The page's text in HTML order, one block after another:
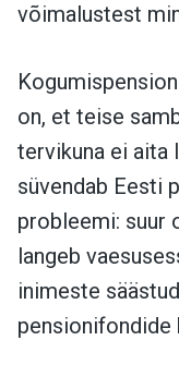
võimalustest
on, et teise
tervikuna ei aita
süvendab Eesti
probleemi: suur
langeb
inimeste
pensionifondide